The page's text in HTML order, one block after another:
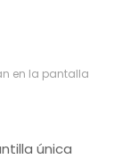
en la pantalla
única